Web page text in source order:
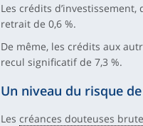
Les crédits
retrait de 0,6 %.
De même, les crédits aux
recul significatif de 7,3 %.
Un niveau du risque
Les créances douteuses